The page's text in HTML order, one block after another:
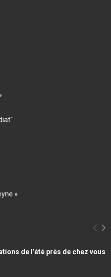
»
de l’été près de chez vous